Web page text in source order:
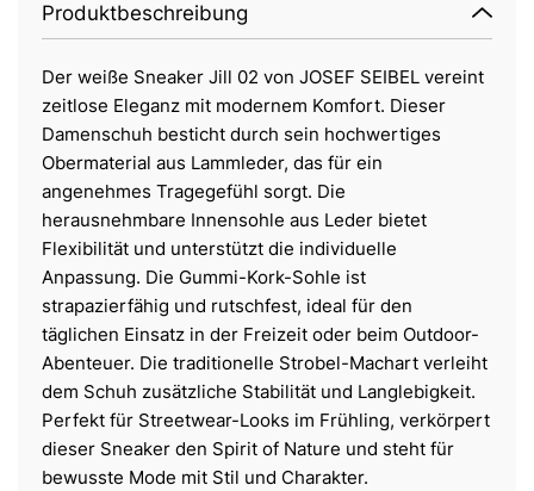
Produktbeschreibung
Der weiße Sneaker Jill 02 von JOSEF SEIBEL vereint
zeitlose Eleganz mit modernem Komfort. Dieser
Damenschuh besticht durch sein hochwertiges
Obermaterial aus Lammleder, das für ein
angenehmes Tragegefühl sorgt. Die
herausnehmbare Innensohle aus Leder bietet
Flexibilität und unterstützt die individuelle
Anpassung. Die Gummi-Kork-Sohle ist
strapazierfähig und rutschfest, ideal für den
täglichen Einsatz in der Freizeit oder beim Outdoor-
Abenteuer. Die traditionelle Strobel-Machart verleiht
dem Schuh zusätzliche Stabilität und Langlebigkeit.
Perfekt für Streetwear-Looks im Frühling, verkörpert
dieser Sneaker den Spirit of Nature und steht für
bewusste Mode mit Stil und Charakter.